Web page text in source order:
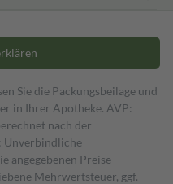
Sie die Packungsbeilage und
in Ihrer Apotheke. AVP:
nach der
Unverbindliche
angegebenen Preise
Mehrwertsteuer, ggf.